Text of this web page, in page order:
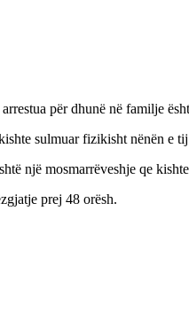
për dhunë në familje
sulmuar fizikisht nënën e
një mosmarrëveshje qe
prej 48 orësh.